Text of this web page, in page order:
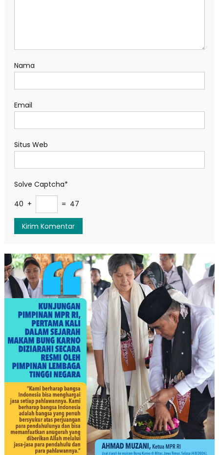
Nama
Email
Situs Web
Solve Captcha*
40 +
= 47